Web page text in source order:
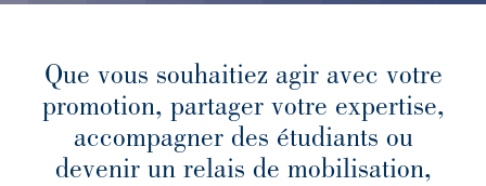
Que vous souhaitiez agir avec votre
promotion, partager votre expertise,
accompagner des étudiants ou
devenir un relais de mobilisation,